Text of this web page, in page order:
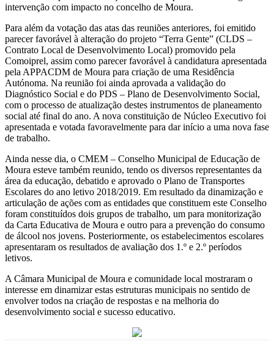
intervenção com impacto no concelho de Moura.
Para além da votação das atas das reuniões anteriores, foi emitido
parecer favorável à alteração do projeto “Terra Gente” (CLDS –
Contrato Local de Desenvolvimento Local) promovido pela
Comoiprel, assim como parecer favorável à candidatura apresentada
pela APPACDM de Moura para criação de uma Residência
Autónoma. Na reunião foi ainda aprovada a validação do
Diagnóstico Social e do PDS – Plano de Desenvolvimento Social,
com o processo de atualização destes instrumentos de planeamento
social até final do ano. A nova constituição de Núcleo Executivo foi
apresentada e votada favoravelmente para dar início a uma nova fase
de trabalho.
Ainda nesse dia, o CMEM – Conselho Municipal de Educação de
Moura esteve também reunido, tendo os diversos representantes da
área da educação, debatido e aprovado o Plano de Transportes
Escolares do ano letivo 2018/2019. Em resultado da dinamização e
articulação de ações com as entidades que constituem este Conselho
foram constituídos dois grupos de trabalho, um para monitorização
da Carta Educativa de Moura e outro para a prevenção do consumo
de álcool nos jovens. Posteriormente, os estabelecimentos escolares
apresentaram os resultados de avaliação dos 1.º e 2.º períodos
letivos.
A Câmara Municipal de Moura e comunidade local mostraram o
interesse em dinamizar estas estruturas municipais no sentido de
envolver todos na criação de respostas e na melhoria do
desenvolvimento social e sucesso educativo.